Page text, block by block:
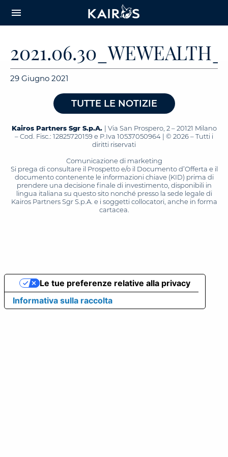
CONTENT
menu
29 Giugno 2021
TUTTE LE NOTIZIE
Kairos Partners Sgr S.p.A. | Via San Prospero, 2 – 20121 Milano
– Cod. Fisc.: 12825720159 e P.Iva 10537050964 | © 2026 – Tutti i
diritti riservati
Comunicazione di marketing
Si prega di consultare il Prospetto e/o il Documento d’Offerta e il
documento contenente le informazioni chiave (KID) prima di
prendere una decisione finale di investimento, disponibili in
lingua italiana su questo sito nonché presso la sede legale di
Kairos Partners Sgr S.p.A. e i soggetti collocatori, anche in forma
cartacea.
Informativa sulla raccolta
Le tue preferenze relative alla privacy